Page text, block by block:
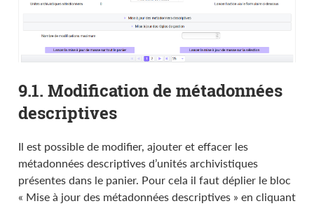
9.1. Modification de métadonnées
descriptives
Il est possible de modifier, ajouter et effacer les
métadonnées descriptives d’unités archivistiques
présentes dans le panier. Pour cela il faut déplier le bloc
« Mise à jour des métadonnées descriptives » en cliquant